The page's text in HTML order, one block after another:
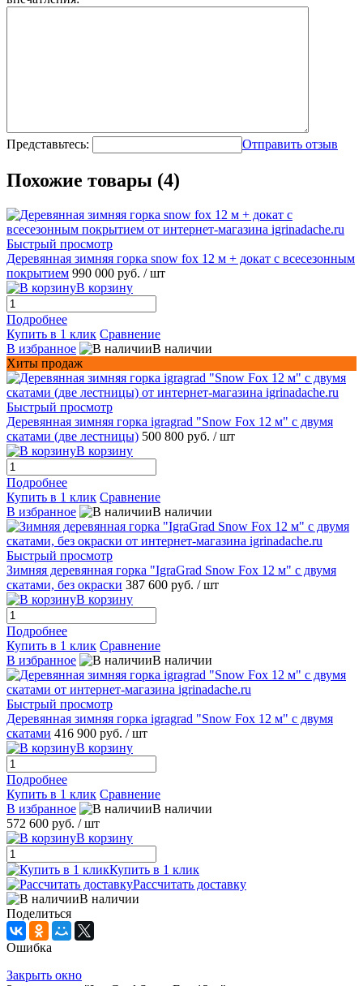
Представьтесь: Отправить отзыв
Похожие товары (4)
Быстрый просмотр
Деревянная зимняя горка snow fox 12 м + докат с всесезонным
покрытием 990 000 руб. / шт
В корзину
Подробнее
Купить в 1 клик Сравнение
В избранное
В наличии
Хиты продаж
Быстрый просмотр
Деревянная зимняя горка igragrad "Snow Fox 12 м" с двумя
скатами (две лестницы) 500 800 руб. / шт
В корзину
Подробнее
Купить в 1 клик Сравнение
В избранное
В наличии
Быстрый просмотр
Зимняя деревянная горка "IgraGrad Snow Fox 12 м" с двумя
скатами, без окраски 387 600 руб. / шт
В корзину
Подробнее
Купить в 1 клик Сравнение
В избранное
В наличии
Быстрый просмотр
Деревянная зимняя горка igragrad "Snow Fox 12 м" с двумя
скатами 416 900 руб. / шт
В корзину
Подробнее
Купить в 1 клик Сравнение
В избранное
В наличии
572 600 руб. / шт
В корзину
Купить в 1 клик
Рассчитать доставку
В наличии
Поделиться
Ошибка
Закрыть окно